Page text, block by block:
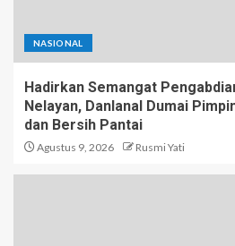
NASIONAL
Hadirkan Semangat
Nelayan, Danlanal Dumai
dan Bersih Pantai
Agustus 9, 2026 Rusmi Yati